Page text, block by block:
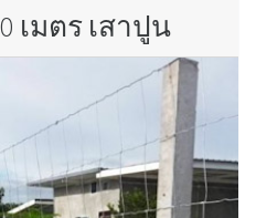
เมตร เสาปูน